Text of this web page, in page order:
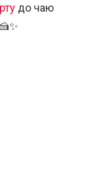
до чаю